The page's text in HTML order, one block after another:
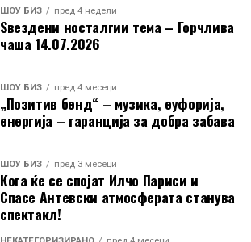
ШОУ БИЗ пред 4 недели
Ѕвездени носталгии тема – Горчлива
чаша 14.07.2026
ШОУ БИЗ пред 4 месеци
„Позитив бенд“ – музика, еуфорија,
енергија – гаранција за добра забава
ШОУ БИЗ пред 3 месеци
Кога ќе се спојат Илчо Париси и
Спасе Антевски атмосферата станува
спектакл!